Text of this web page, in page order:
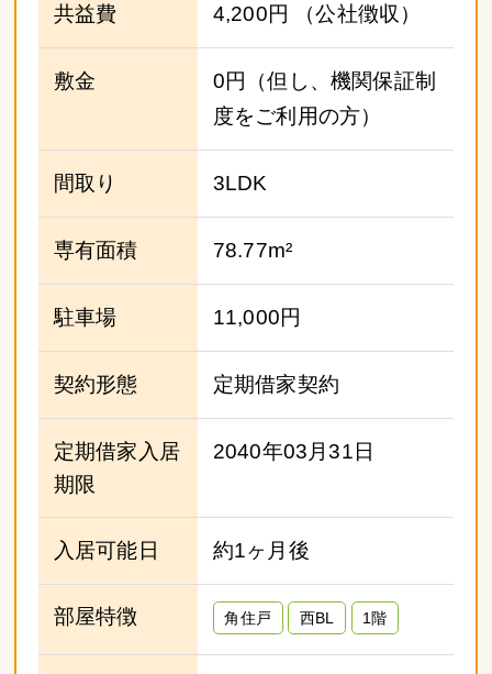
共益費 4,200円 （公社徴収）
敷金
0円（但し、機関保証制
度をご利用の方）
間取り 3LDK
専有面積 78.77m²
駐車場 11,000円
契約形態 定期借家契約
定期借家入居
期限
2040年03月31日
入居可能日 約1ヶ月後
部屋特徴 角住戸 西BL 1階